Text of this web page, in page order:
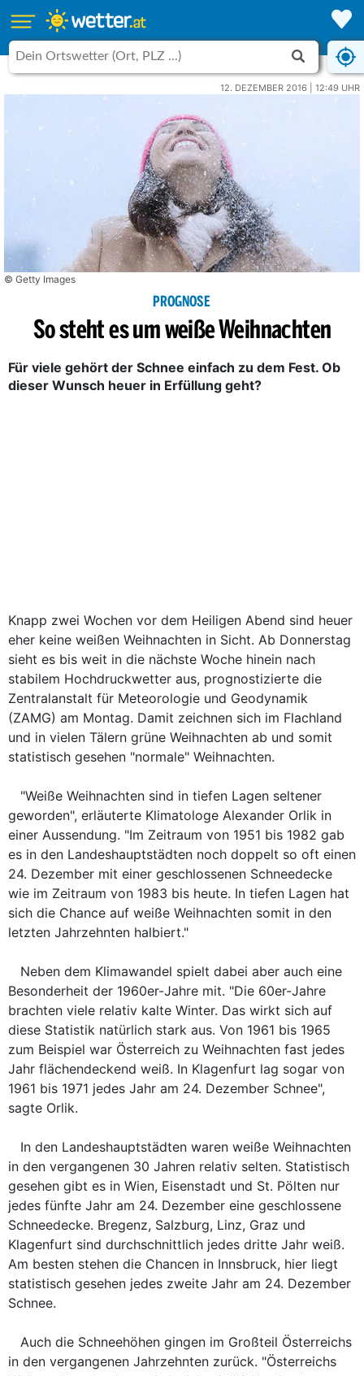
12. DEZEMBER 2016 | 12:49 UHR
© Getty Images
PROGNOSE
So steht es um weiße Weihnachten
Für viele gehört der Schnee einfach zu dem Fest. Ob
dieser Wunsch heuer in Erfüllung geht?
Knapp zwei Wochen vor dem Heiligen Abend sind heuer
eher keine weißen Weihnachten in Sicht. Ab Donnerstag
sieht es bis weit in die nächste Woche hinein nach
stabilem Hochdruckwetter aus, prognostizierte die
Zentralanstalt für Meteorologie und Geodynamik
(ZAMG) am Montag. Damit zeichnen sich im Flachland
und in vielen Tälern grüne Weihnachten ab und somit
statistisch gesehen "normale" Weihnachten.
"Weiße Weihnachten sind in tiefen Lagen seltener
geworden", erläuterte Klimatologe Alexander Orlik in
einer Aussendung. "Im Zeitraum von 1951 bis 1982 gab
es in den Landeshauptstädten noch doppelt so oft einen
24. Dezember mit einer geschlossenen Schneedecke
wie im Zeitraum von 1983 bis heute. In tiefen Lagen hat
sich die Chance auf weiße Weihnachten somit in den
letzten Jahrzehnten halbiert."
Neben dem Klimawandel spielt dabei aber auch eine
Besonderheit der 1960er-Jahre mit. "Die 60er-Jahre
brachten viele relativ kalte Winter. Das wirkt sich auf
diese Statistik natürlich stark aus. Von 1961 bis 1965
zum Beispiel war Österreich zu Weihnachten fast jedes
Jahr flächendeckend weiß. In Klagenfurt lag sogar von
1961 bis 1971 jedes Jahr am 24. Dezember Schnee",
sagte Orlik.
In den Landeshauptstädten waren weiße Weihnachten
in den vergangenen 30 Jahren relativ selten. Statistisch
gesehen gibt es in Wien, Eisenstadt und St. Pölten nur
jedes fünfte Jahr am 24. Dezember eine geschlossene
Schneedecke. Bregenz, Salzburg, Linz, Graz und
Klagenfurt sind durchschnittlich jedes dritte Jahr weiß.
Am besten stehen die Chancen in Innsbruck, hier liegt
statistisch gesehen jedes zweite Jahr am 24. Dezember
Schnee.
Auch die Schneehöhen gingen im Großteil Österreichs
in den vergangenen Jahrzehnten zurück. "Österreichs